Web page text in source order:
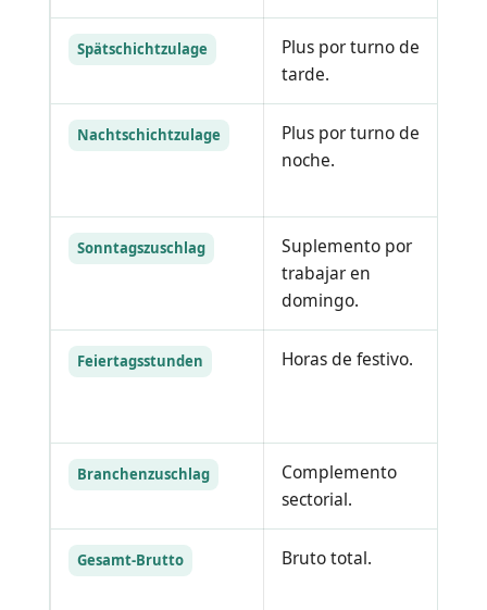
Spätschichtzulage
Plus por turno de
tarde.
Nachtschichtzulage
Plus por turno de
noche.
Sonntagszuschlag
Suplemento por
trabajar en
domingo.
Feiertagsstunden Horas de festivo.
Branchenzuschlag
Complemento
sectorial.
Gesamt-Brutto Bruto total.